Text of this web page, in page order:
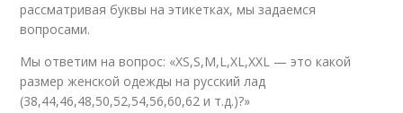
рассматривая буквы на этикетках, мы задаемся
вопросами.
Мы ответим на вопрос: «ХS,S,M,L,XL,XXL — это какой
размер женской одежды на русский лад
(38,44,46,48,50,52,54,56,60,62 и т.д.)?»